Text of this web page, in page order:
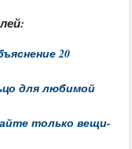
20
для любимой
только вещи-